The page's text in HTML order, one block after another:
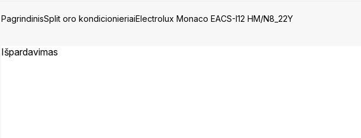
PagrindinisSplit oro kondicionieriaiElectrolux Monaco EACS-I12 HM/N8_22Y
Išpardavimas